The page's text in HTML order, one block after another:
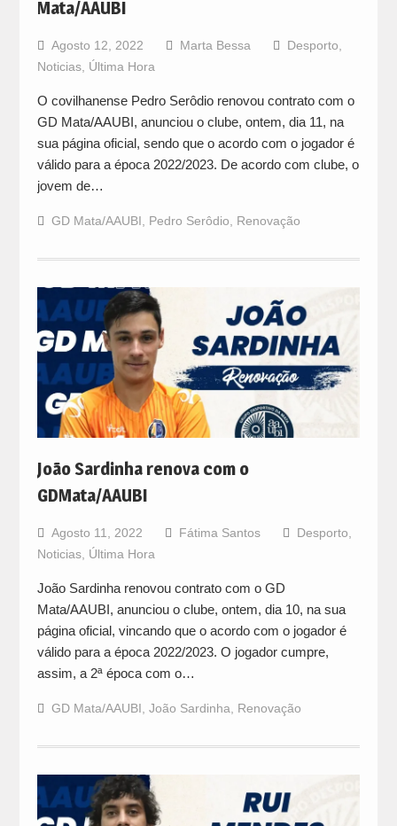
Mata/AAUBI
Agosto 12, 2022 Marta Bessa Desporto
Noticias, Última Hora
O covilhanense Pedro Serôdio renovou contrato com o
GD Mata/AAUBI, anunciou o clube, ontem, dia 11, na
sua página oficial, sendo que o acordo com o jogador é
válido para a época 2022/2023. De acordo com clube, o
jovem de…
GD Mata/AAUBI Pedro Serôdio Renovação
João Sardinha renova com o
GDMata/AAUBI
Agosto 11, 2022 Fátima Santos Desporto,
Noticias, Última Hora
João Sardinha renovou contrato com o GD
Mata/AAUBI, anunciou o clube, ontem, dia 10, na sua
página oficial, vincando que o acordo com o jogador é
válido para a época 2022/2023. O jogador cumpre,
assim, a 2ª época com o…
GD Mata/AAUBI, João Sardinha, Renovação